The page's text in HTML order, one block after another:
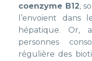
coenzyme B12,
l’envoient
hépatique. Or,
personnes
régulière des